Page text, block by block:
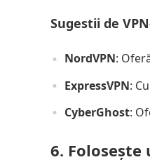
Sugestii de
NordVPN:
ExpressVPN:
CyberGhost:
6.